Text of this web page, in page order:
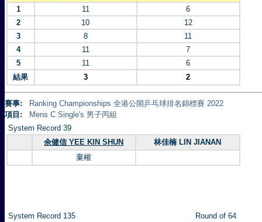
1
11
6
2
10
12
3
8
11
4
11
7
5
11
6
結果
3 2
賽事:
Ranking Championships 全港公開乒乓球排名錦標賽 2022
項目:
Mens C Single's 男子丙組
System Record 39
余健信 YEE KIN SHUN
林佳楠 LIN JIANAN
棄權
System Record 135
Round of 64